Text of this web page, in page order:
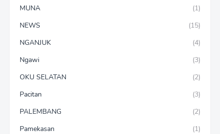
MUNA
(1)
NEWS
(15)
NGANJUK
(4)
Ngawi
(3)
OKU SELATAN
(2)
Pacitan
(3)
PALEMBANG
(2)
Pamekasan
(1)